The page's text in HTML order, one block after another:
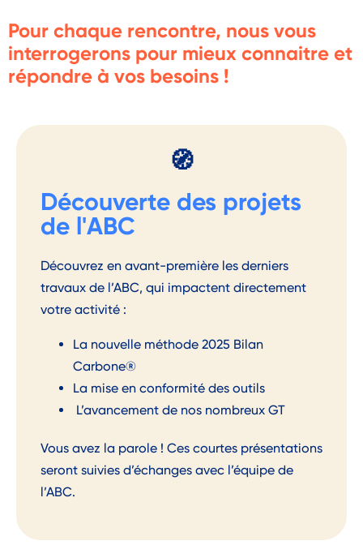
Pour chaque rencontre, nous vous
interrogerons pour mieux connaitre et
répondre à vos besoins !
🧭
Découverte des projets
de l'ABC
Découvrez en avant-première les derniers
travaux de l’ABC, qui impactent directement
votre activité :
La nouvelle méthode 2025 Bilan
Carbone®
La mise en conformité des outils
L’avancement de nos nombreux GT
Vous avez la parole ! Ces courtes présentations
seront suivies d’échanges avec l’équipe de
l’ABC.